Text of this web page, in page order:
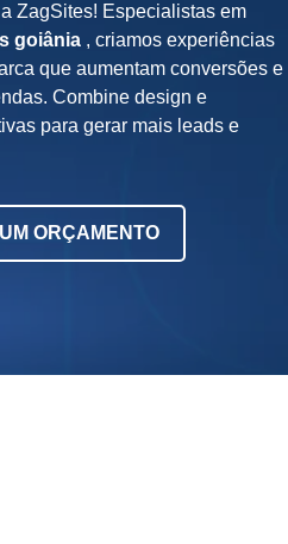
ZagSites! Especialistas em
goiânia , criamos experiências
que aumentam conversões e
Combine design e
para gerar mais leads e
ORÇAMENTO
o
n
e
d
a
o
m
a